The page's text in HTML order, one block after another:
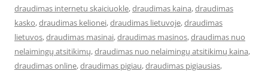
draudimas internetu skaiciuokle,draudimas kaina,draudimas
kasko,draudimas kelionei,draudimas lietuvoje,draudimas
lietuvos,draudimas masinai,draudimas masinos,draudimas nuo
nelaimingų atsitikimų,draudimas nuo nelaimingų atsitikimų kaina,
draudimas online,draudimas pigiau,draudimas pigiausias,